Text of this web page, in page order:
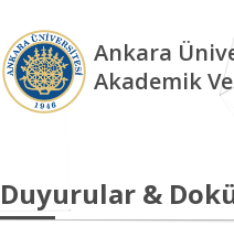
Ankara
Akademik
Duyurular &